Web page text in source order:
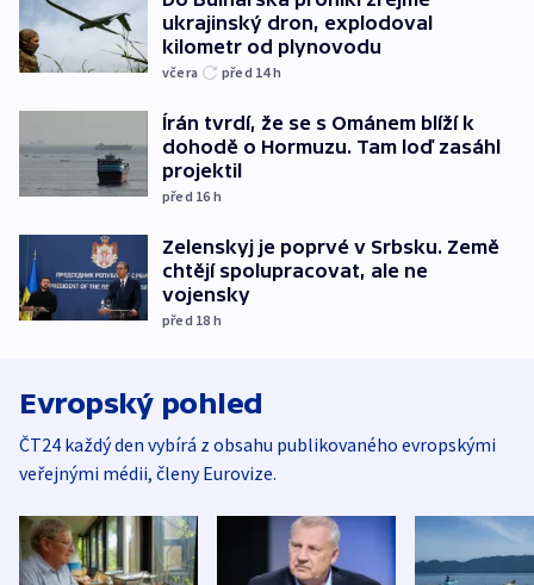
ukrajinský dron, explodoval
kilometr od plynovodu
včera před 14h
Írán tvrdí, že se s Ománem blíží k
dohodě o Hormuzu. Tam loď zasáhl
projektil
před 16 h
Zelenskyj je poprvé v Srbsku. Země
chtějí spolupracovat, ale ne
vojensky
před 18 h
Evropský pohled
ČT24 každý den vybírá z obsahu publikovaného evropskými
veřejnými médii, členy Eurovize.